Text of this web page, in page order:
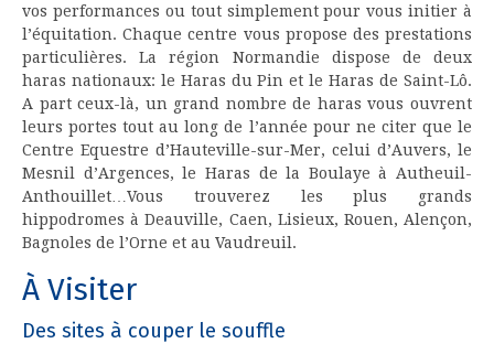
vos performances ou tout simplement pour vous initier à
l’équitation. Chaque centre vous propose des prestations
particulières. La région Normandie dispose de deux
haras nationaux: le Haras du Pin et le Haras de Saint-Lô.
A part ceux-là, un grand nombre de haras vous ouvrent
leurs portes tout au long de l’année pour ne citer que le
Centre Equestre d’Hauteville-sur-Mer, celui d’Auvers, le
Mesnil d’Argences, le Haras de la Boulaye à Autheuil-
Anthouillet…Vous trouverez les plus grands
hippodromes à Deauville, Caen, Lisieux, Rouen, Alençon,
Bagnoles de l’Orne et au Vaudreuil.
À Visiter
Des sites à couper le souffle